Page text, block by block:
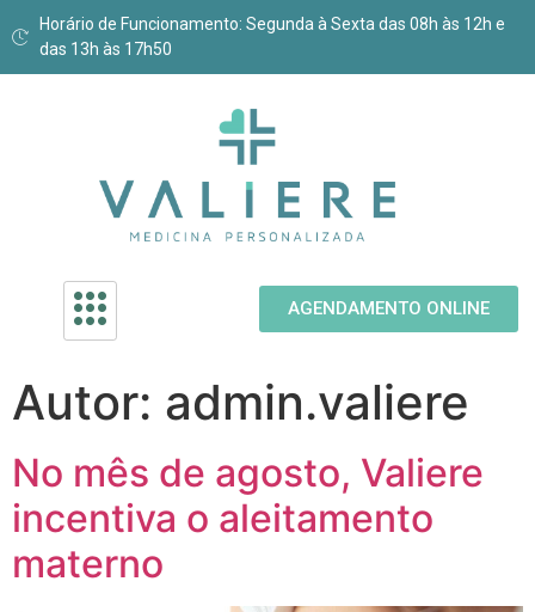
Horário de Funcionamento: Segunda à Sexta das 08h às 12h e
das 13h às 17h50
AGENDAMENTO ONLINE
Autor: admin.valiere
No mês de agosto, Valiere
incentiva o aleitamento
materno